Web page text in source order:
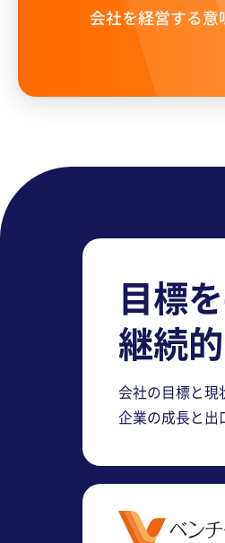
会社を経営する
目標
継続
会社の目標と現
企業の成長と出